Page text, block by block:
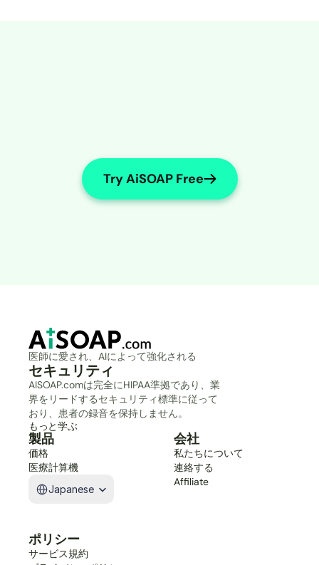
Try AiSOAP Free
医師に愛され、AIによって強化される
セキュリティ
AISOAP.comは完全にHIPAA準拠であり、業
界をリードするセキュリティ標準に従って
おり、患者の録音を保持しません。
もっと学ぶ
製品
価格
医療計算機
Japanese
会社
私たちについて
連絡する
Affiliate
ポリシー
サービス規約